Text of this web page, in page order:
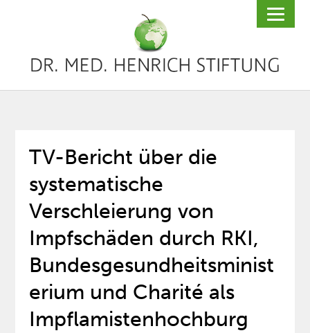
TV-Bericht über die
systematische
Verschleierung von
Impfschäden durch RKI,
Bundesgesundheitsminist
erium und Charité als
Impflamistenhochburg